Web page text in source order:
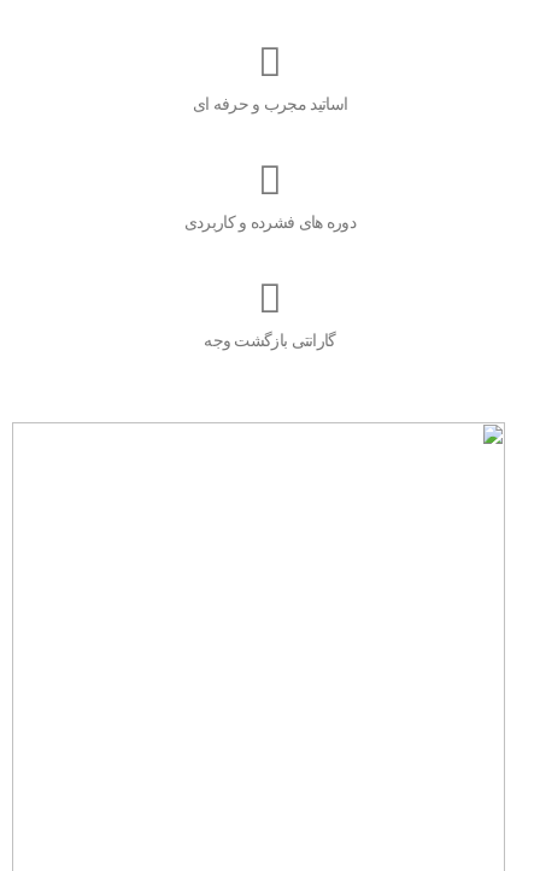
اساتید مجرب و حرفه ای
دوره های فشرده و کاربردی
گارانتی بازگشت وجه